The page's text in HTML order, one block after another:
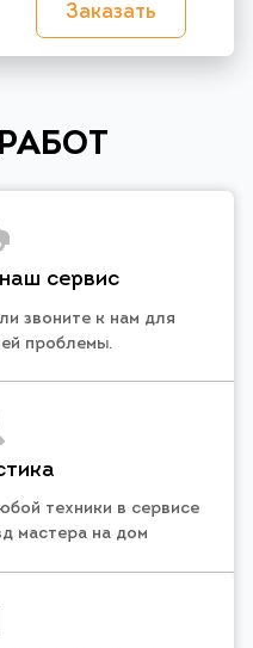
Заказать
сервис
звоните к нам для
проблемы.
техники в сервисе
мастера на дом